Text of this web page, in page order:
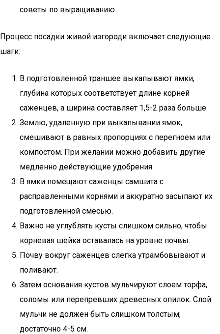
советы по выращиванию
Процесс посадки живой изгороди включает следующие
шаги:
В подготовленной траншее выкапывают ямки,
глубина которых соответствует длине корней
саженцев, а ширина составляет 1,5-2 раза больше.
Землю, удаленную при выкапывании ямок,
смешивают в равных пропорциях с перегноем или
компостом. При желании можно добавить другие
медленно действующие удобрения.
В ямки помещают саженцы самшита с
расправленными корнями и аккуратно засыпают их
подготовленной смесью.
Важно не углублять кусты слишком сильно, чтобы
корневая шейка оставалась на уровне почвы.
Почву вокруг саженцев слегка утрамбовывают и
поливают.
Затем основания кустов мульчируют слоем торфа,
соломы или перепревших древесных опилок. Слой
мульчи не должен быть слишком толстым;
достаточно 4-5 см.